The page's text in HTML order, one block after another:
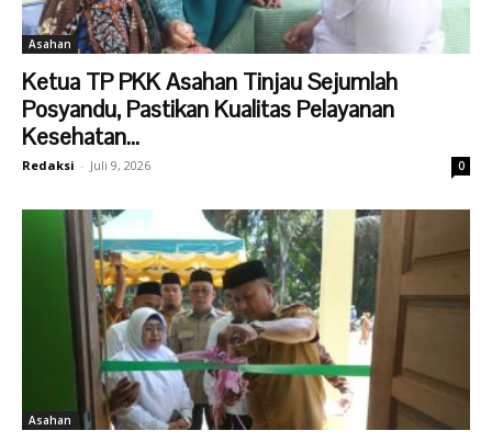
Asahan
Ketua TP PKK Asahan Tinjau Sejumlah
Posyandu, Pastikan Kualitas Pelayanan
Kesehatan...
Redaksi - Juli 9, 2026 0
Asahan